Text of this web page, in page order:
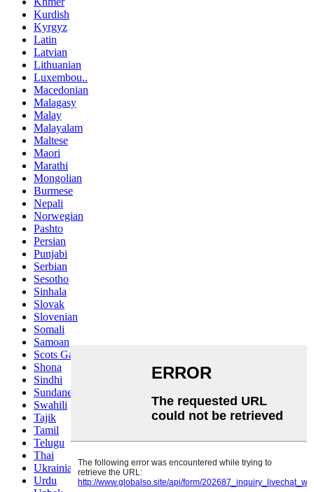
Kurdish
Kyrgyz
Latin
Latvian
Lithuanian
Luxembou..
Macedonian
Malagasy
Malay
Malayalam
Maltese
Maori
Marathi
Mongolian
Burmese
Nepali
Norwegian
Pashto
Persian
Punjabi
Serbian
Sesotho
Sinhala
Slovak
Slovenian
Somali
Samoan
Scots Gaelic
Shona
Sindhi
Sundanese
Swahili
Tajik
Tamil
Telugu
Thai
Ukrainian
Urdu